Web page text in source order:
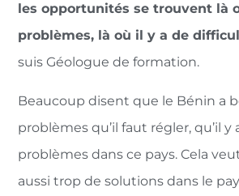
les opportunités se trouvent là
problèmes, là où il y a de
suis Géologue de formation.
Beaucoup disent que le Bénin a
problèmes qu’il faut régler, qu’il y
problèmes dans ce pays. Cela
aussi trop de solutions dans le